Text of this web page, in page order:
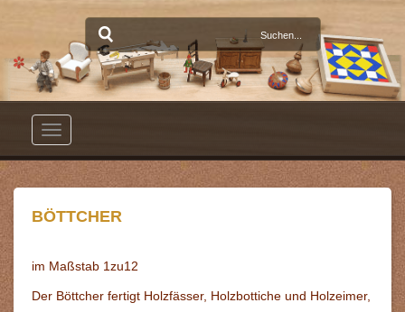
Toggle
BÖTTCHER
im Maßstab 1zu12
Der Böttcher fertigt Holzfässer, Holzbottiche und Holzeimer,